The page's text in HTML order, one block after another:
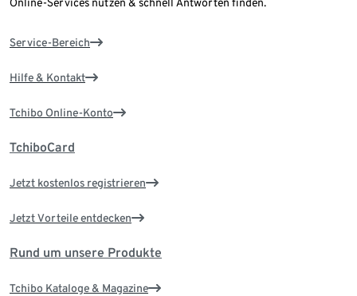
Online-Services nutzen & schnell Antworten finden.
Service-Bereich
Hilfe & Kontakt
Tchibo Online-Konto
TchiboCard
Jetzt kostenlos registrieren
Jetzt Vorteile entdecken
Rund um unsere Produkte
Tchibo Kataloge & Magazine